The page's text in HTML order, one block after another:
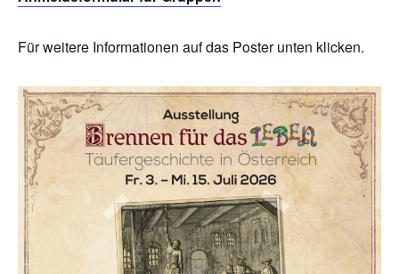
Für weitere Informationen auf das Poster unten klicken.